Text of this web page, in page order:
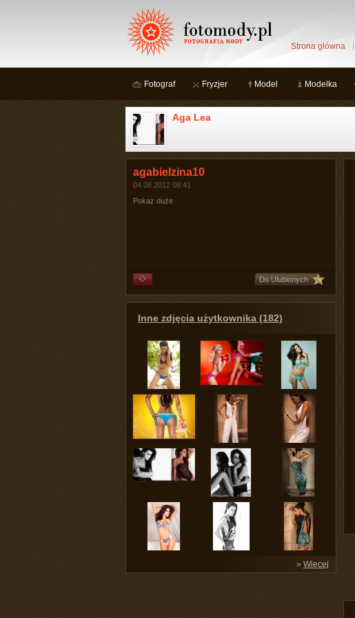
Strona główna
Fotograf Fryzjer Model Modelka
Aga Lea
agabielzina10
04.08.2012 08:41
Pokaż duże
Do Ulubionych
Inne zdjęcia użytkownika (182)
» Więcej